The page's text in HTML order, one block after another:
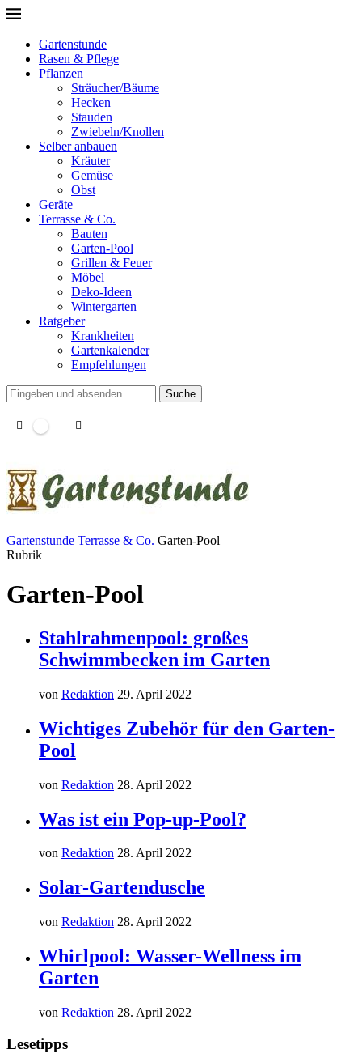
Gartenstunde
Rasen & Pflege
Pflanzen
Sträucher/Bäume
Hecken
Stauden
Zwiebeln/Knollen
Selber anbauen
Kräuter
Gemüse
Obst
Geräte
Terrasse & Co.
Bauten
Garten-Pool
Grillen & Feuer
Möbel
Deko-Ideen
Wintergarten
Ratgeber
Krankheiten
Gartenkalender
Empfehlungen
Suche
Gartenstunde Terrasse & Co. Garten-Pool
Rubrik
Garten-Pool
Stahlrahmenpool: großes
Schwimmbecken im Garten
von Redaktion 29. April 2022
Wichtiges Zubehör für den Garten-
Pool
von Redaktion 28. April 2022
Was ist ein Pop-up-Pool?
von Redaktion 28. April 2022
Solar-Gartendusche
von Redaktion 28. April 2022
Whirlpool: Wasser-Wellness im
Garten
von Redaktion 28. April 2022
Lesetipps